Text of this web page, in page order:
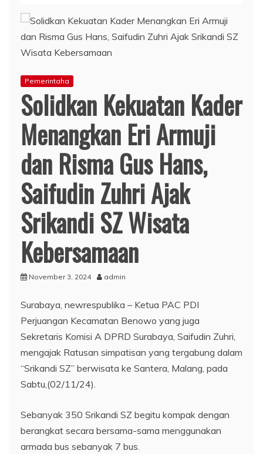
Pemerintaha
Solidkan Kekuatan Kader
Menangkan Eri Armuji
dan Risma Gus Hans,
Saifudin Zuhri Ajak
Srikandi SZ Wisata
Kebersamaan
November 3, 2024 admin
Surabaya, newrespublika – Ketua PAC PDI
Perjuangan Kecamatan Benowo yang juga
Sekretaris Komisi A DPRD Surabaya, Saifudin Zuhri,
mengajak Ratusan simpatisan yang tergabung dalam
“Srikandi SZ” berwisata ke Santera, Malang, pada
Sabtu,(02/11/24).
Sebanyak 350 Srikandi SZ begitu kompak dengan
berangkat secara bersama-sama menggunakan
armada bus sebanyak 7 bus.